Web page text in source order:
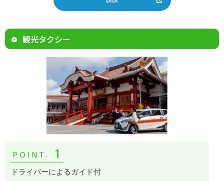
観光タクシー
ドライバーによるガイド付